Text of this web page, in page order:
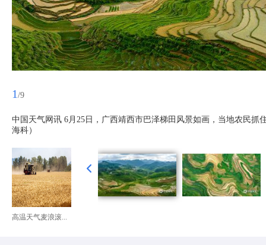
1 /9
中国天气网讯 6月25日，广西靖西市巴泽梯田风景如画，当地农民
海科）
高温天气麦浪滚...